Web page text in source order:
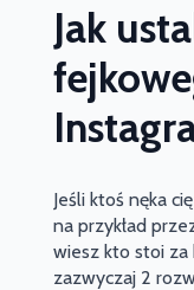
Jak
Jeśli ktoś nęka
na przykład
wiesz kto stoi
zazwyczaj 2